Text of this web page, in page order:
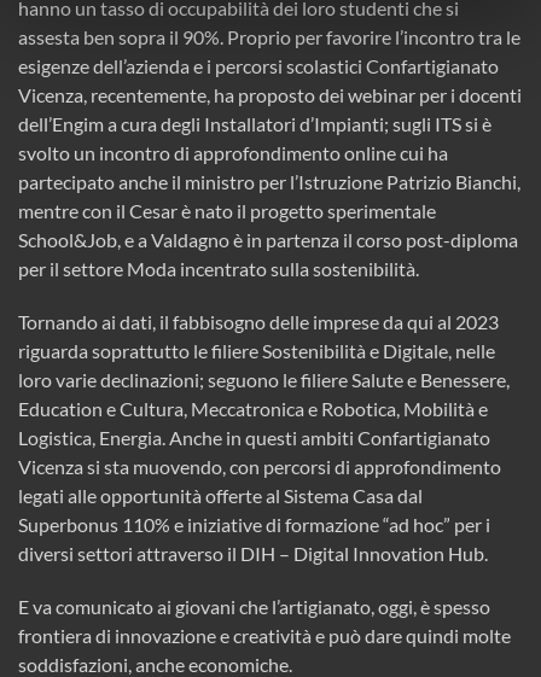
hanno un tasso di occupabilità dei loro studenti che si
assesta ben sopra il 90%. Proprio per favorire l’incontro tra le
esigenze dell’azienda e i percorsi scolastici Confartigianato
Vicenza, recentemente, ha proposto dei webinar per i docenti
dell’Engim a cura degli Installatori d’Impianti; sugli ITS si è
svolto un incontro di approfondimento online cui ha
partecipato anche il ministro per l’Istruzione Patrizio Bianchi,
mentre con il Cesar è nato il progetto sperimentale
School&Job, e a Valdagno è in partenza il corso post-diploma
per il settore Moda incentrato sulla sostenibilità.
Tornando ai dati, il fabbisogno delle imprese da qui al 2023
riguarda soprattutto le filiere Sostenibilità e Digitale, nelle
loro varie declinazioni; seguono le filiere Salute e Benessere,
Education e Cultura, Meccatronica e Robotica, Mobilità e
Logistica, Energia. Anche in questi ambiti Confartigianato
Vicenza si sta muovendo, con percorsi di approfondimento
legati alle opportunità offerte al Sistema Casa dal
Superbonus 110% e iniziative di formazione “ad hoc” per i
diversi settori attraverso il DIH – Digital Innovation Hub.
E va comunicato ai giovani che l’artigianato, oggi, è spesso
frontiera di innovazione e creatività e può dare quindi molte
soddisfazioni, anche economiche.